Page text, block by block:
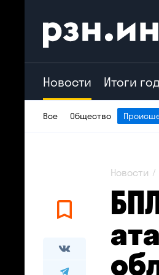
Новости Итоги
Все Общество
Новости